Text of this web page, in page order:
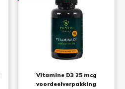
Vitamine D3 25 mcg
voordeelverpakking